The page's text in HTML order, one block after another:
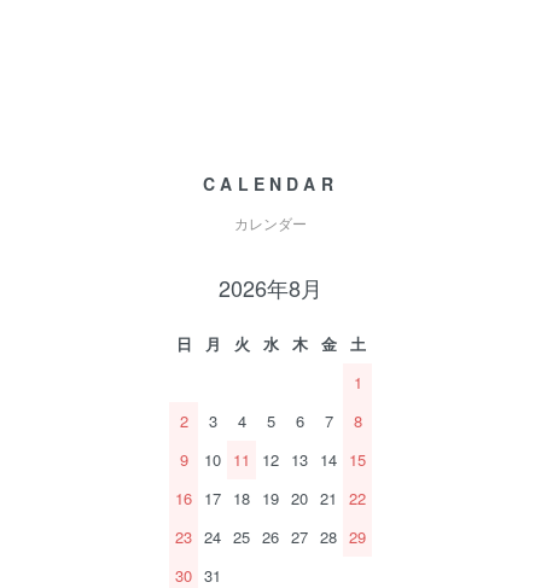
CALENDAR
カレンダー
2026年8月
日 月 火 水 木 金
土
1
2
3 4 5 6 7
8
9
10 11 12 13 14 15
16 17 18 19 20 21
22
23 24 25 26 27 28 29
30 31